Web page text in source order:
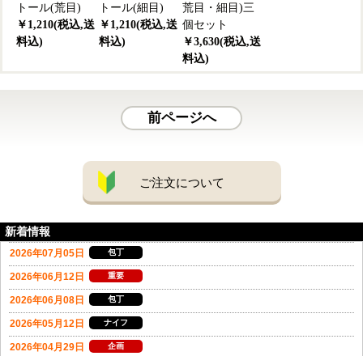
トール(荒目)
￥1,210(税込,送
料込)
トール(細目)
￥1,210(税込,送
料込)
荒目・細目)三
個セット
￥3,630(税込,送
料込)
前ページへ
ご注文について
新着情報